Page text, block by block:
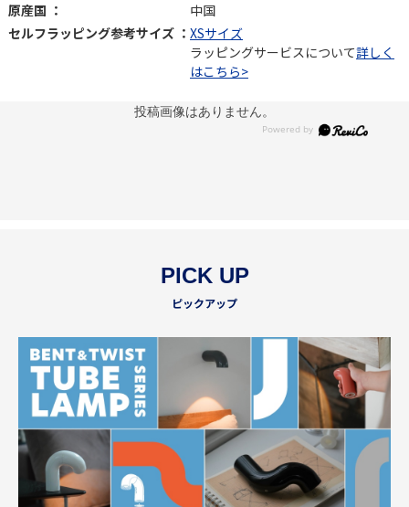
原産国 ：
中国
セルフラッピング参考サイズ ： XSサイズ
ラッピングサービスについて詳しく
はこちら>
投稿画像はありません。
PICK UP
ピックアップ